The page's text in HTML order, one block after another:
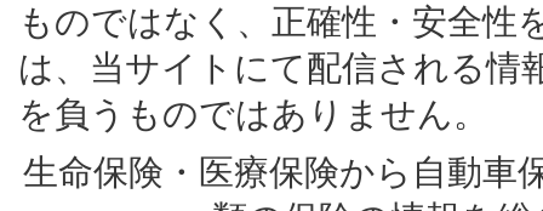
ものではなく、正確性・安全性
は、当サイトにて配信される情
を負うものではありません。
生命保険・医療保険から自動車